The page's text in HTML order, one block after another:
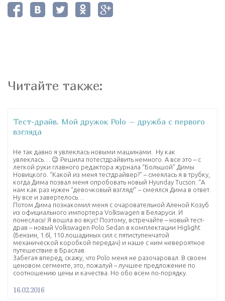
Читайте также:
Тест-драйв. Мой дружок Polo – дружба с первого
взгляда
Не так давно я увлеклась новыми машинами. Ну как
увлеклась… 😉 Решила потестдрайвить немного. А все это – с
легкой руки главного редактора журнала “Большой” Димы
Новицкого. “Какой из меня тестдрайвер?” – смеялась я в трубку,
когда Дима позвал меня опробовать новый Hyunday Tucson. “А
нам как раз нужен “девочковый взгляд!” – смеялся Дима в ответ.
Ну все и завертелось…
Потом Дима познакомил меня с очаровательной Аленой Козуб
из официального импортера Volkswagen в Беларуси. И
понеслась! Я вошла во вкус! Поэтому, встречайте – новый тест-
драв – новый Volkswagen Polo Sedan в комплектации Higlight
(Бензин, 1.6l, 110 лошадиных сил с пятиступенчатой
механической коробкой передач) и наше с ним невероятное
путешествие в Браслав.
Забегая вперед, скажу, что Polo меня не разочаровал. В своем
ценовом сегменте, это, пожалуй – лучшее предложение по
соотношению цены и качества. Но обо всем по-порядку.
16.02.2016